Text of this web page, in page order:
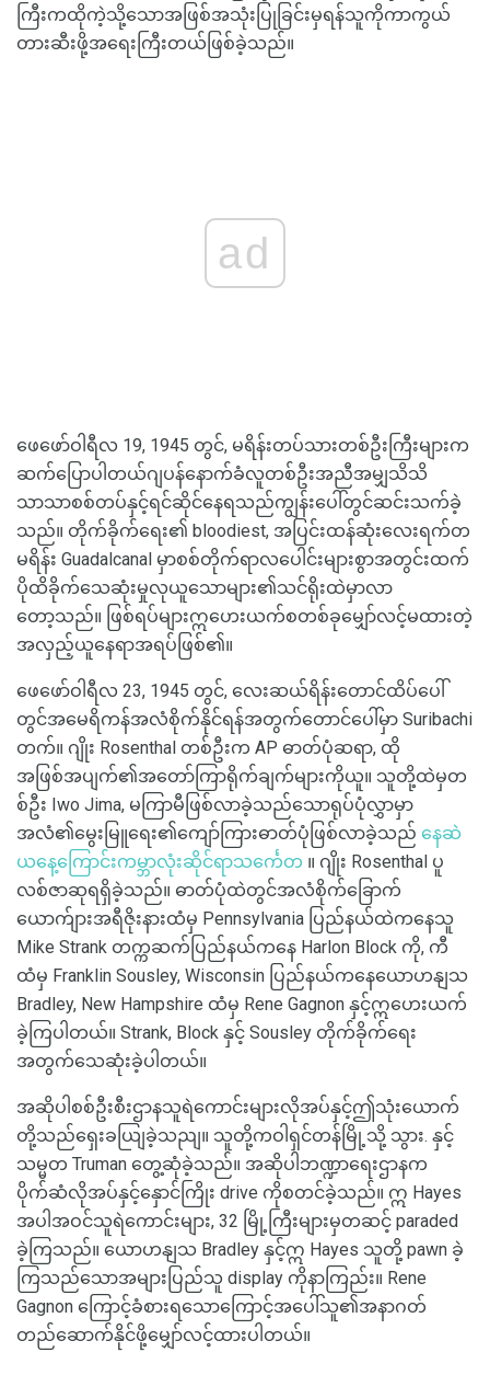
ကြီးကထိုကဲ့သို့သောအဖြစ်အသုံးပြုခြင်းမှရန်သူကိုကာကွယ်
တားဆီးဖို့အရေးကြီးတယ်ဖြစ်ခဲ့သည်။
ad
ဖေဖော်ဝါရီလ 19, 1945 တွင်, မရိန်းတပ်သားတစ်ဦးကြီးများက
ဆက်ပြောပါတယ်ဂျပန်နောက်ခံလူတစ်ဦးအညီအမျှသိသိ
သာသာစစ်တပ်နှင့်ရင်ဆိုင်နေရသည်ကျွန်းပေါ်တွင်ဆင်းသက်ခဲ့
သည်။ တိုက်ခိုက်ရေး၏ bloodiest, အပြင်းထန်ဆုံးလေးရက်တ
မရိန်း Guadalcanal မှာစစ်တိုက်ရာလပေါင်းများစွာအတွင်းထက်
ပိုထိခိုက်သေဆုံးမှုလုယူသောများ၏သင်ရိုးထဲမှာလာ
တော့သည်။ ဖြစ်ရပ်များဣဟေးယက်စတစ်ခုမျှော်လင့်မထားတဲ့
အလှည့်ယူနေရာအရပ်ဖြစ်၏။
ဖေဖော်ဝါရီလ 23, 1945 တွင်, လေးဆယ်ရိန်းတောင်ထိပ်ပေါ်
တွင်အမေရိကန်အလံစိုက်နိုင်ရန်အတွက်တောင်ပေါ်မှာ Suribachi
တက်။ ဂျိုး Rosenthal တစ်ဦးက AP ဓာတ်ပုံဆရာ, ထို
အဖြစ်အပျက်၏အတော်ကြာရိုက်ချက်များကိုယူ။ သူတို့ထဲမှတ
စ်ဦး Iwo Jima, မကြာမီဖြစ်လာခဲ့သည်သောရုပ်ပုံလွှာမှာ
အလံ၏မွေးမြူရေး၏ကျော်ကြားဓာတ်ပုံဖြစ်လာခဲ့သည် နေဆဲ
ယနေ့ကြောင်းကမ္ဘာလုံးဆိုင်ရာသင်္ကေတ ။ ဂျိုး Rosenthal ပူ
လစ်ဇာဆုရရှိခဲ့သည်။ ဓာတ်ပုံထဲတွင်အလံစိုက်ခြောက်
ယောက်ျားအရီဇိုးနားထံမှ Pennsylvania ပြည်နယ်ထဲကနေသူ
Mike Strank တက္ကဆက်ပြည်နယ်ကနေ Harlon Block ကို, ကီ
ထံမှ Franklin Sousley, Wisconsin ပြည်နယ်ကနေယောဟနျသ
Bradley, New Hampshire ထံမှ Rene Gagnon နှင့်ဣဟေးယက်
ခဲ့ကြပါတယ်။ Strank, Block နှင့် Sousley တိုက်ခိုက်ရေး
အတွက်သေဆုံးခဲ့ပါတယ်။
အဆိုပါစစ်ဦးစီးဌာနသူရဲကောင်းများလိုအပ်နှင့်ဤသုံးယောက်
တို့သည်ရှေးခယျြခဲ့သညျ။ သူတို့ကဝါရှင်တန်မြို့သို့ သွား. နှင့်
သမ္မတ Truman တွေ့ဆုံခဲ့သည်။ အဆိုပါဘဏ္ဍာရေးဌာနက
ပိုက်ဆံလိုအပ်နှင့်နှောင်ကြိုး drive ကိုစတင်ခဲ့သည်။ ဣ Hayes
အပါအဝင်သူရဲကောင်းများ, 32 မြို့ကြီးများမှတဆင့် paraded
ခဲ့ကြသည်။ ယောဟနျသ Bradley နှင့်ဣ Hayes သူတို့ pawn ခဲ့
ကြသည်သောအများပြည်သူ display ကိုနာကြည်း။ Rene
Gagnon ကြောင့်ခံစားရသောကြောင့်အပေါ်သူ၏အနာဂတ်
တည်ဆောက်နိုင်ဖို့မျှော်လင့်ထားပါတယ်။